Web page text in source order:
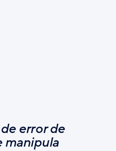
error de
manipula